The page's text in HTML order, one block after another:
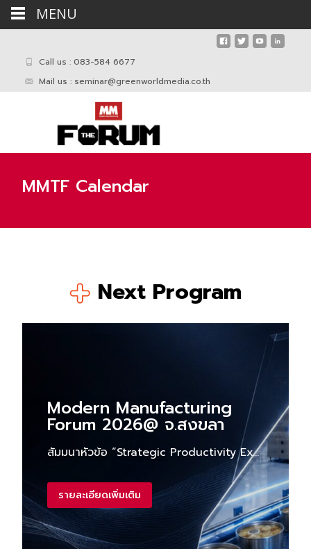
Call us : 083-584 6677
Mail us : seminar@greenworldmedia.co.th
MMTF Calendar
Next Program
Modern Manufacturing
Forum 2026@ จ.สงขลา
สัมมนาหัวข้อ “Strategic Productivity Excellence for Competitive Advantage กลยุทธ์เพื่อยกระดับด้านผลิตภาพเพื่อสร้างความได้เปรียบทางการแข่งขัน“ วันที่ 6 สิงหาคม 2569 เวลา 8.30 – 15.30 น. ณ จ.สงขลา ณ โรงแรมบุรีศรีภู
รายละเอียดเพิ่มเติม
MENU